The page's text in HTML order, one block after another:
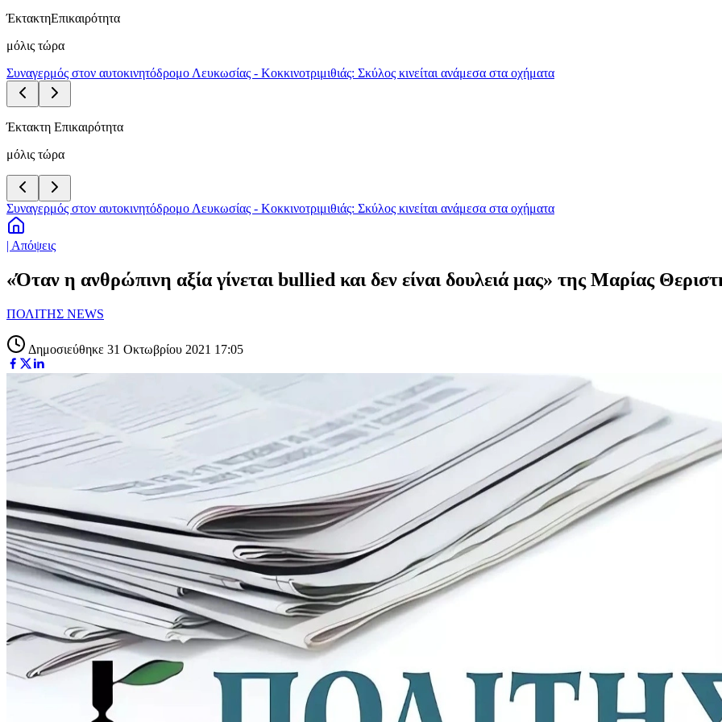
ΈκτακτηΕπικαιρότητα
μόλις τώρα
Συναγερμός στον αυτοκινητόδρομο Λευκωσίας - Κοκκινοτριμιθιάς: Σκύλος κινείται ανάμεσα στα οχήματα
Έκτακτη Επικαιρότητα
μόλις τώρα
Συναγερμός στον αυτοκινητόδρομο Λευκωσίας - Κοκκινοτριμιθιάς: Σκύλος κινείται ανάμεσα στα οχήματα
| Απόψεις
«Όταν η ανθρώπινη αξία γίνεται bullied και δεν είναι δουλειά μας» της Μαρίας
ΠΟΛΙΤΗΣ NEWS
Δημοσιεύθηκε 31 Οκτωβρίου 2021 17:05